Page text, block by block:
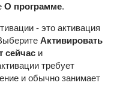
О программе.
- это активация
Активировать
сейчаси
требует
и обычно занимает